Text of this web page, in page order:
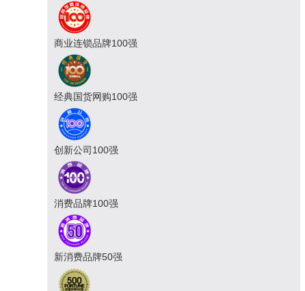
商业连锁品牌100强
经典国货网购100强
创新公司100强
消费品牌100强
新消费品牌50强